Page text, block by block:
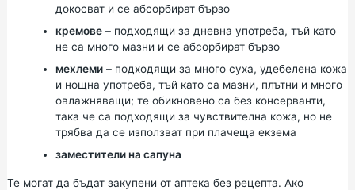
докосват и се абсорбират бързо
кремове– подходящи за дневна употреба, тъй като
не са много мазни и се абсорбират бързо
мехлеми– подходящи за много суха, удебелена кожа
и нощна употреба, тъй като са мазни, плътни и много
овлажняващи; те обикновено са без консерванти,
така че са подходящи за чувствителна кожа, но не
трябва да се използват при плачеща екзема
заместители на сапуна
Те могат да бъдат закупени от аптека без рецепта. Ако